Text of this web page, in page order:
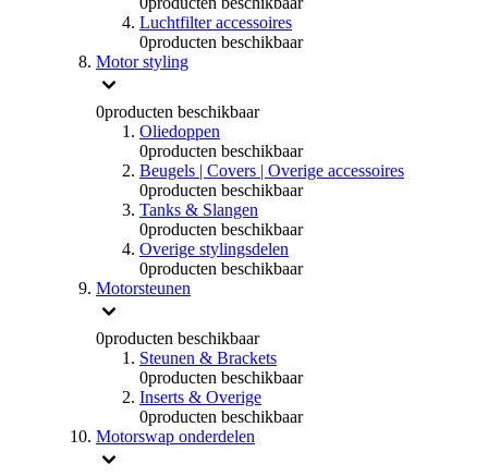
Luchtfilter accessoires
0producten beschikbaar
Motor styling
0producten beschikbaar
Oliedoppen
0producten beschikbaar
Beugels | Covers | Overige accessoires
0producten beschikbaar
Tanks & Slangen
0producten beschikbaar
Overige stylingsdelen
0producten beschikbaar
Motorsteunen
0producten beschikbaar
Steunen & Brackets
0producten beschikbaar
Inserts & Overige
0producten beschikbaar
Motorswap onderdelen